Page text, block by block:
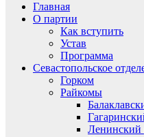
Главная
О партии
Как вступить
Устав
Программа
Севастопольское
Горком
Райкомы